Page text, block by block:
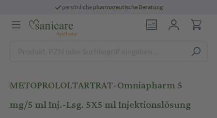
persönliche pharmazeutische Beratung
METOPROLOLTARTRAT-Omniapharm 5
mg/5 ml Inj.-Lsg. 5X5 ml Injektionslösung